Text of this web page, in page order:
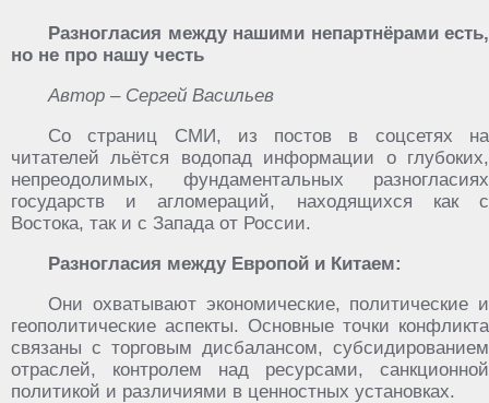
Разногласия между нашими непартнёрами есть,
но не про нашу честь
Автор – Сергей Васильев
Со страниц СМИ, из постов в соцсетях на
читателей льётся водопад информации о глубоких,
непреодолимых, фундаментальных разногласиях
государств и агломераций, находящихся как с
Востока, так и с Запада от России.
Разногласия между Европой и Китаем:
Они охватывают экономические, политические и
геополитические аспекты. Основные точки конфликта
связаны с торговым дисбалансом, субсидированием
отраслей, контролем над ресурсами, санкционной
политикой и различиями в ценностных установках.